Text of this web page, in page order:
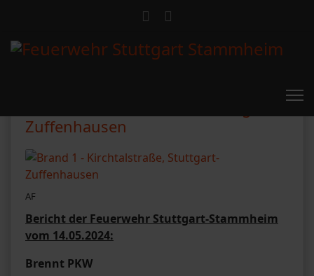
Zuffenhausen
AF
Bericht der Feuerwehr Stuttgart-Stammheim
vom 14.05.2024:
Brennt PKW